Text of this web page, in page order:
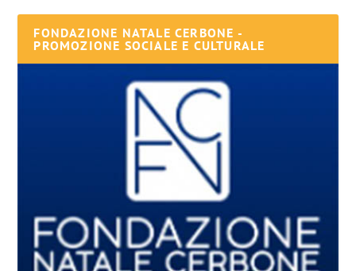
FONDAZIONE NATALE CERBONE -
PROMOZIONE SOCIALE E CULTURALE